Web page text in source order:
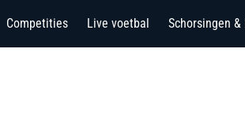
Competities Live voetbal Schorsingen